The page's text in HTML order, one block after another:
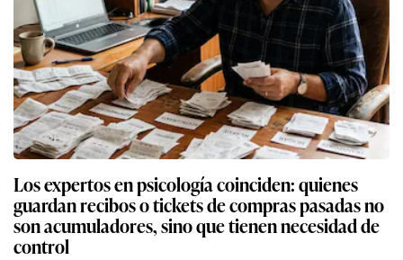
Los expertos en psicología coinciden: quienes
guardan recibos o tickets de compras pasadas no
son acumuladores, sino que tienen necesidad de
control